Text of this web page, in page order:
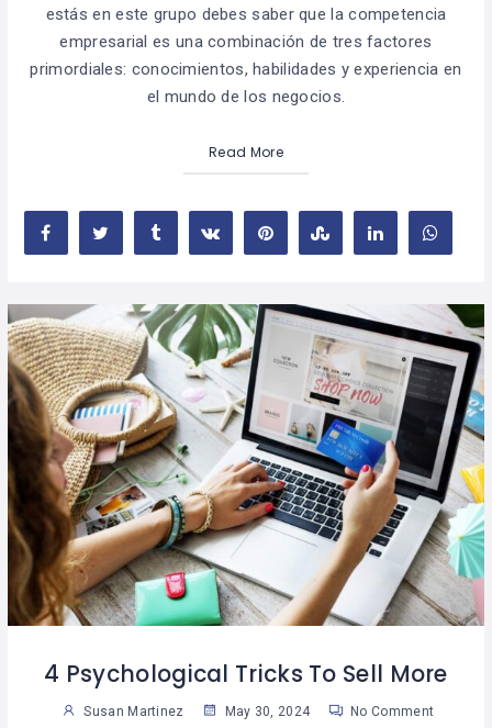
estás en este grupo debes saber que la competencia
empresarial es una combinación de tres factores
primordiales: conocimientos, habilidades y experiencia en
el mundo de los negocios.
Read More
4 Psychological Tricks To Sell More
Susan Martinez May 30, 2024 No Comment